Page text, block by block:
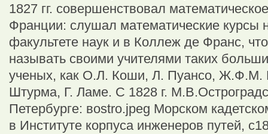
1827 гг. совершенствовал
Франции: слушал математические курсы
факультете наук и в Коллеж де Франс,
называть своими учителями таких
ученых, как О.Л. Коши, Л. Пуансо,
Штурма, Г. Ламе. С 1828 г.
Петербурге: вostro.jpeg Морском
в Институте корпуса инженеров путей,